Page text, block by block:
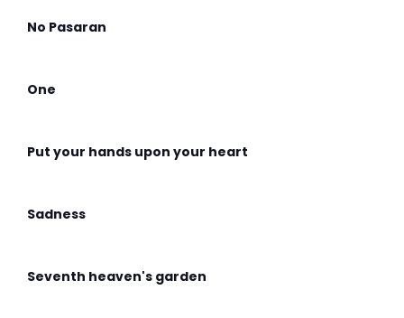
No Pasaran
One
Put your hands upon your heart
Sadness
Seventh heaven's garden